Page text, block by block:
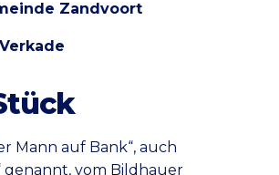
Zandvoort
Mann auf Bank“, auch
genannt, vom Bildhauer